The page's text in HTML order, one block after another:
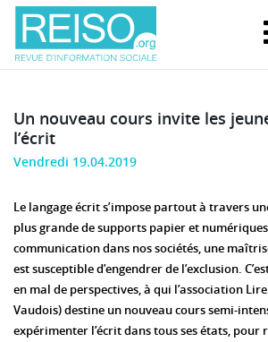
Un nouveau cours invite les
l’écrit
Vendredi 19.04.2019
Le langage écrit s’impose partout à travers
plus grande de supports papier et
communication dans nos sociétés, une
est susceptible d’engendrer de l’exclusion.
en mal de perspectives, à qui l’association
Vaudois) destine un nouveau cours semi-
expérimenter l’écrit dans tous ses états, pour